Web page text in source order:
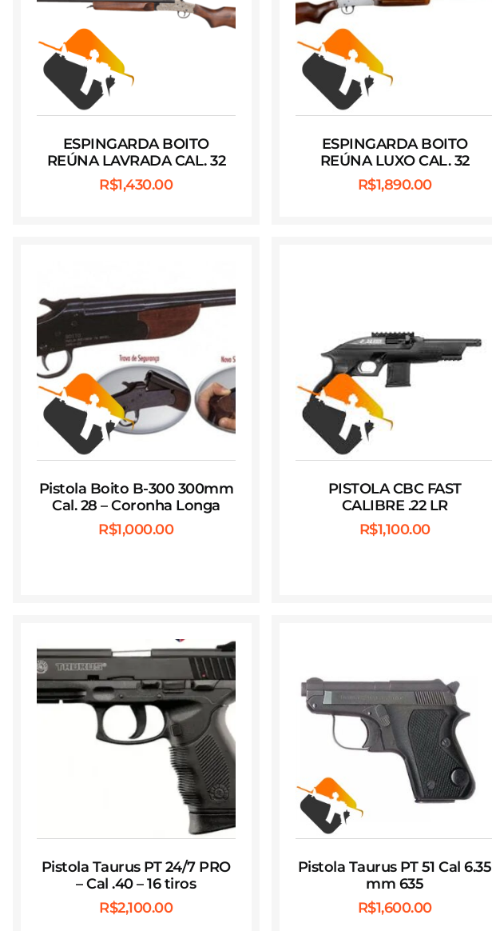
ESPINGARDA BOITO
REÚNA LAVRADA CAL. 32
R$1,430.00
ESPINGARDA BOITO
REÚNA LUXO CAL. 32
R$1,890.00
Pistola Boito B-300 300mm
Cal. 28 – Coronha Longa
R$1,000.00
PISTOLA CBC FAST
CALIBRE .22 LR
R$1,100.00
Pistola Taurus PT 24/7 PRO
– Cal .40 – 16 tiros
R$2,100.00
Pistola Taurus PT 51 Cal 6.35
mm 635
R$1,600.00